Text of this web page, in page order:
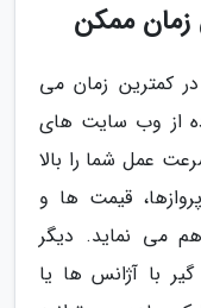
زمان ممکن
کمترین زمان می
از وب سایت های
عمل شما را بالا
قیمت ها و
می نماید. دیگر
با آژانس ها یا